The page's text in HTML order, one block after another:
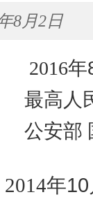
8月2日
年
人民
部 国
2014年10